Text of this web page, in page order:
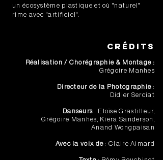
un écosystème plastique et où "naturel"
rime avec "artificiel".
Crédits
Réalisation / Chorégraphie & Montage :
Grégoire Manhes
Directeur de la Photographie :
Didier Serciat
Danseurs : Eloïse Grastilleur,
Grégoire Manhes, Kiera Sanderson,
Anand Wongpaisan
Avec la voix de : Claire Aimard